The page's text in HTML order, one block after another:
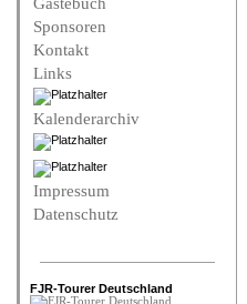
Sponsoren
Kontakt
Links
Kalenderarchiv
Impressum
Datenschutz
FJR-Tourer Deutschland